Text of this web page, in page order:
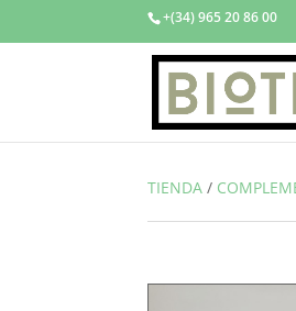
+(34) 965 20 86 00
TIENDA /